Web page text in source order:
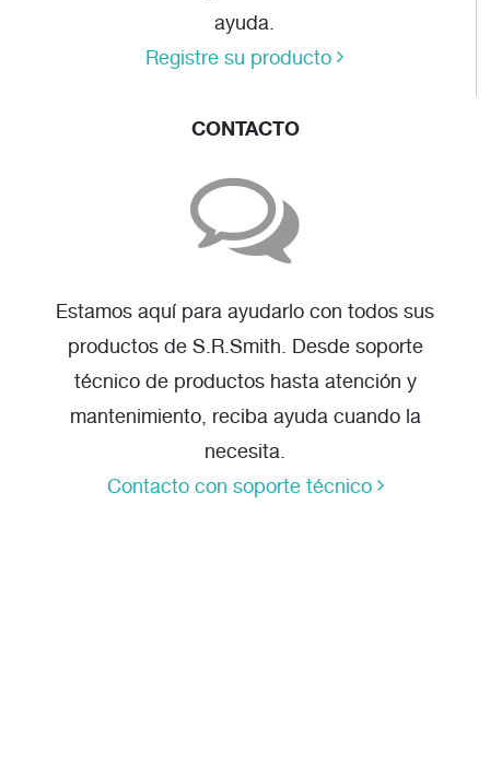
ayuda.
Registre su producto
CONTACTO
Estamos aquí para ayudarlo con todos sus
productos de S.R.Smith. Desde soporte
técnico de productos hasta atención y
mantenimiento, reciba ayuda cuando la
necesita.
Contacto con soporte técnico